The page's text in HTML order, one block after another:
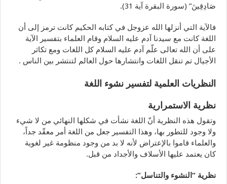
صَادِقِينَ” (سورة البقرة آية 31).
فالآية التي أنزلها الله عزوجل في كتابه الحكيم كانت ترمز إلى أن
اللغة كانت مع سيدنا آدم عليه السلام وقام العلماء بتفسير الآية
على أن الله تعالى علّم آدم عليه السلام كل اللغات ومع تكاثر
الأجيال تم تنقل اللغات وانتشارها حول العالم لتنتشر بين الناس .
النظريات العلمية لتفسير نشوء اللغة
نظرية الاستمرارية
وتقول هذه النظرية أنّ اللغة نشأت في شكلها النهائي من لا شيء
ولا وجود للتطور بها، وهذا التفسير جعل من اللغة أمر معقّد جداً،
والعلماء قاموا بالإعتراض لأنه لا بد من وجود منظومة غير لغوية
كان يعتمد عليها الأسلاف والأجداد من قبل.
نظرية “النشوء والتناسل”: